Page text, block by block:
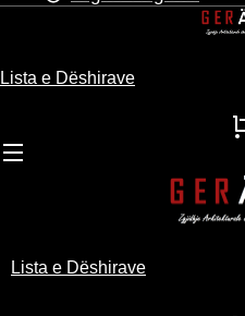
Lista e Dëshirave
Lista e Dëshirave